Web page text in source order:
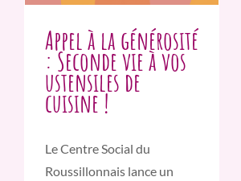
Appel à la générosité
: Seconde vie à vos
ustensiles de
cuisine !
Le Centre Social du
Roussillonnais lance un